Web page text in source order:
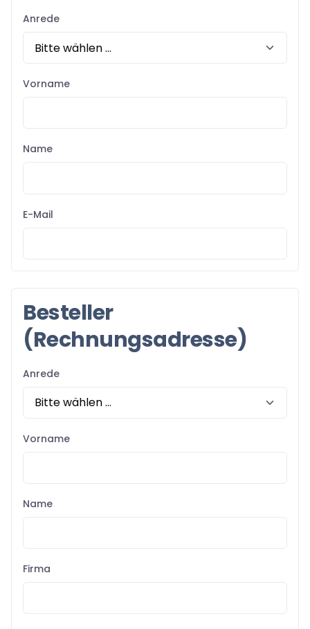
Anrede
Vorname
Name
E-Mail
Besteller
(Rechnungsadresse)
Anrede
Vorname
Name
Firma